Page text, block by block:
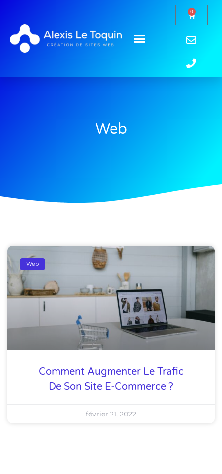
0
Web
Web
Comment Augmenter Le Trafic
De Son Site E-Commerce ?
février 21, 2022